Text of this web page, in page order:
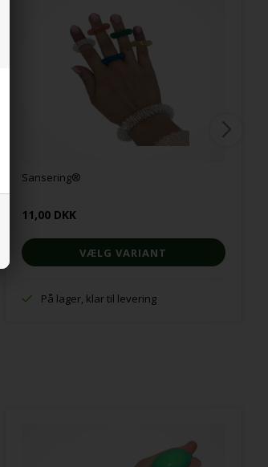
Sansering®
11,00 DKK
VÆLG VARIANT
På lager, klar til levering